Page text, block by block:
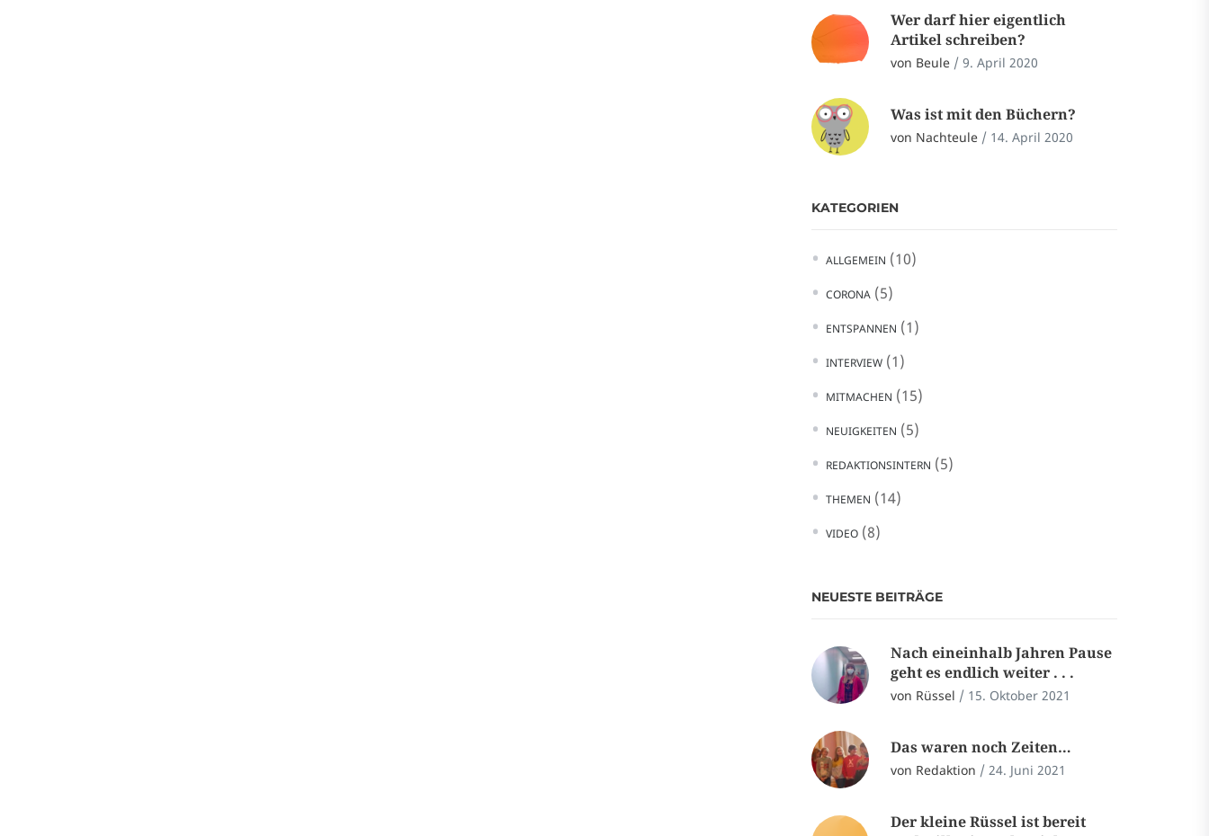
Wer darf hier eigentlich
Artikel schreiben?
von Beule / 9. April 2020
Was ist mit den Büchern?
von Nachteule / 14. April 2020
KATEGORIEN
ALLGEMEIN (10)
CORONA (5)
ENTSPANNEN (1)
INTERVIEW (1)
MITMACHEN (15)
NEUIGKEITEN (5)
REDAKTIONSINTERN (5)
THEMEN (14)
VIDEO (8)
NEUESTE BEITRÄGE
Nach eineinhalb Jahren Pause
geht es endlich weiter . . .
von Rüssel / 15. Oktober 2021
Das waren noch Zeiten…
von Redaktion / 24. Juni 2021
Der kleine Rüssel ist bereit